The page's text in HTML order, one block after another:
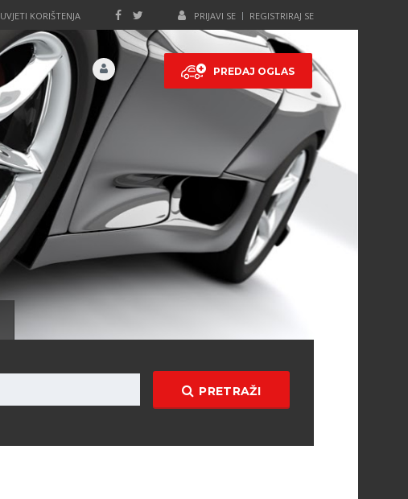
PRIJAVI SE REGISTRIRAJ SE
UVJETI KORIŠTENJA
PREDAJ OGLAS
PRETRAŽI